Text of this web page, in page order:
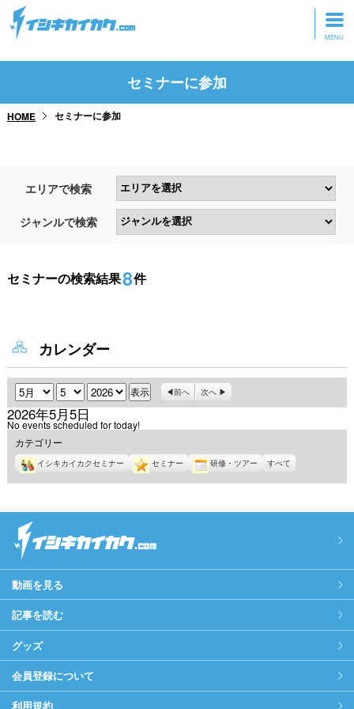
トップページ
研修・ツアーに参加
セミナーに参加
HOME セミナーに参加
エリアで検索
ジャンルで検索
セミナーの検索結果8件
カレンダー
月 日 年 前へ 次へ
2026年5月5日
No events scheduled for today!
カテゴリー
イシキカイカクセミナー セミナー 研修・ツアー すべて
動画を見る
記事を読む
グッズ
会員登録について